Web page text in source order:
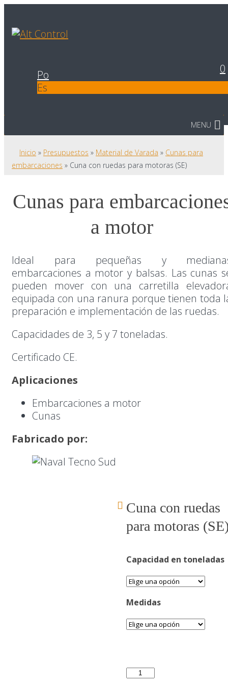
0
Po
Es
MENU
Inicio » Presupuestos » Material de Varada » Cunas para
embarcaciones » Cuna con ruedas para motoras (SE)
Cunas para
a motor
Ideal para pequeñas y
embarcaciones a motor y balsas. Las cunas
pueden mover con una carretilla
equipada con una ranura porque tienen toda
preparación e implementación de las ruedas.
Capacidades de 3, 5 y 7 toneladas.
Certificado CE.
Aplicaciones
Embarcaciones a motor
Cunas
Fabricado por:
Cuna con ruedas
para motoras
Capacidad en toneladas
Medidas
Cuna